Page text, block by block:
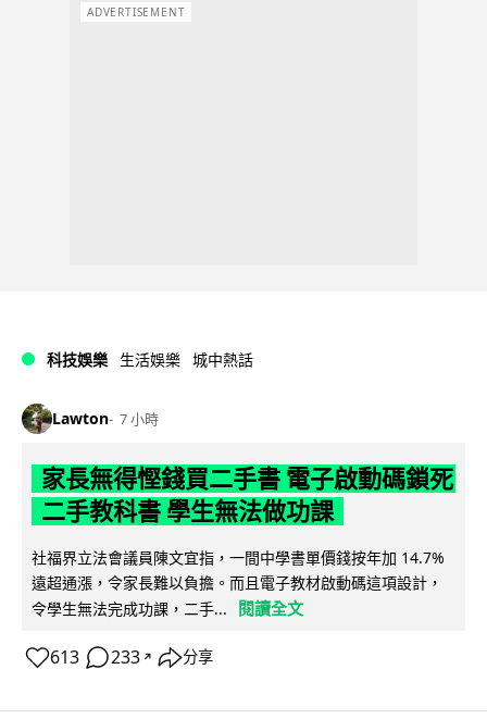
ADVERTISEMENT
科技娛樂 生活娛樂 城中熱話
Lawton 7 小時
家長無得慳錢買二手書 電子啟動碼鎖死
二手教科書 學生無法做功課
社福界立法會議員陳文宜指，一間中學書單價錢按年加 14.7%
遠超通漲，令家長難以負擔。而且電子教材啟動碼這項設計，
令學生無法完成功課，二手...
閱讀全文
613 233 ↗ 分享